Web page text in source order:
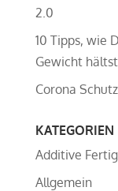
2.0
10 Tipps, wie
Gewicht hältst
Corona
KATEGORIEN
Additive
Allgemein